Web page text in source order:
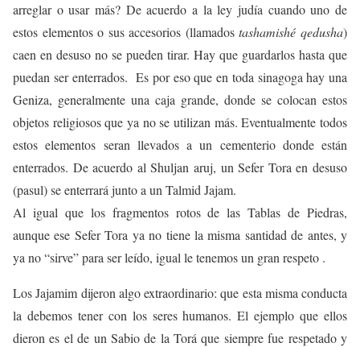
arreglar o usar más? De acuerdo a la ley judía cuando uno de
estos elementos o sus accesorios (llamadostashamishé qedusha)
caen en desuso no se pueden tirar. Hay que guardarlos hasta que
puedan ser enterrados. Es por eso que en toda sinagoga hay una
Geniza, generalmente una caja grande, donde se colocan estos
objetos religiosos que ya no se utilizan más. Eventualmente todos
estos elementos seran llevados a un cementerio donde están
enterrados. De acuerdo al Shuljan aruj, un Sefer Tora en desuso
(pasul) se enterrará junto a un Talmid Jajam.
Al igual que los fragmentos rotos de las Tablas de Piedras,
aunque ese Sefer Tora ya no tiene la misma santidad de antes, y
ya no “sirve” para ser leído, igual le tenemos un gran respeto .
Los Jajamim dijeron algo extraordinario: que esta misma conducta
la debemos tener con los seres humanos. El ejemplo que ellos
dieron es el de un Sabio de la Torá que siempre fue respetado y